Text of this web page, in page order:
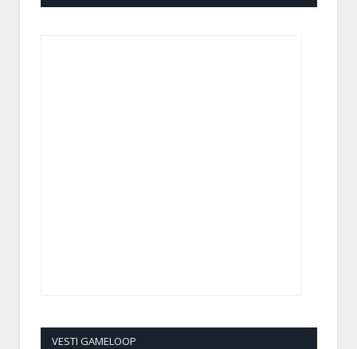
VESTI GAMELOOP